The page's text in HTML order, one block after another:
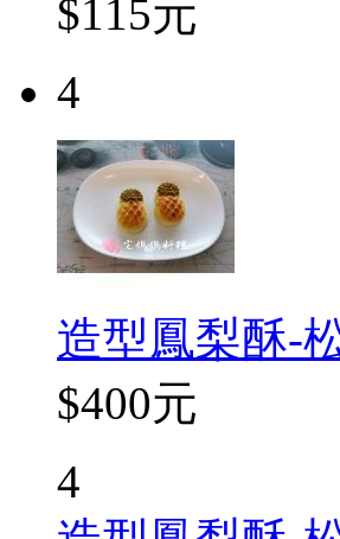
$115元
4
造型鳳梨酥-
$400元
4